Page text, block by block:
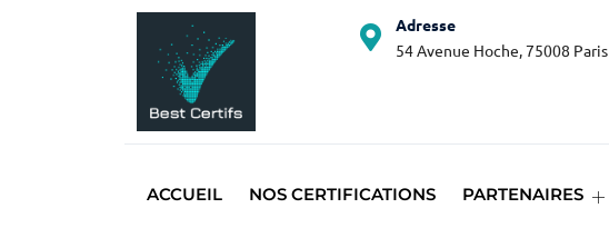
Adresse
54 Avenue Hoche, 75008 Paris
ACCUEIL NOS CERTIFICATIONS PARTENAIRES